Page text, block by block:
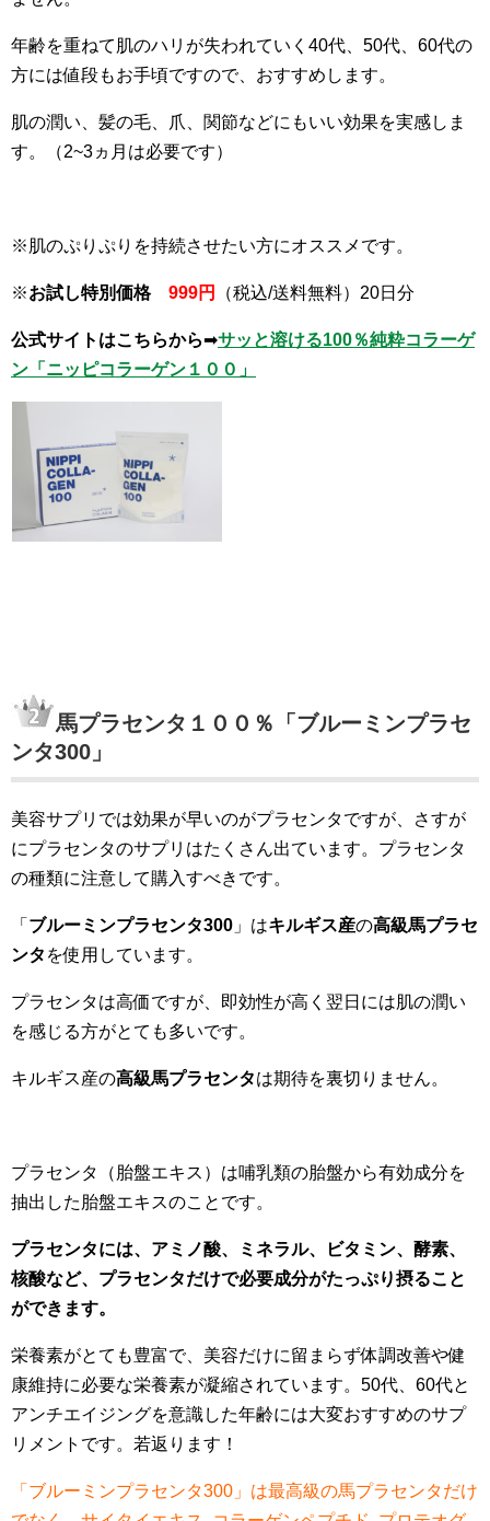
年齢を重ねて肌のハリが失われていく40代、50代、60代の
方には値段もお手頃ですので、おすすめします。
肌の潤い、髪の毛、爪、関節などにもいい効果を実感しま
す。（2~3ヵ月は必要です）
※肌のぷりぷりを持続させたい方にオススメです。
※お試し特別価格 999円 （税込/送料無料）20日分
公式サイトはこちらから➡サッと溶ける100％純粋コラーゲ
ン「ニッピコラーゲン１００」
馬プラセンタ１００％「ブルーミンプラセ
ンタ300」
美容サプリでは効果が早いのがプラセンタですが、さすが
にプラセンタのサプリはたくさん出ています。プラセンタ
の種類に注意して購入すべきです。
「 ブルーミンプラセンタ300 」はキルギス産の高級馬プラセ
ンタ を使用しています。
プラセンタは高価ですが、即効性が高く翌日には肌の潤い
を感じる方がとても多いです。
キルギス産の高級馬プラセンタは期待を裏切りません。
プラセンタ（胎盤エキス）は哺乳類の胎盤から有効成分を
抽出した胎盤エキスのことです。
プラセンタには、アミノ酸、ミネラル、ビタミン、酵素、
核酸など、プラセンタだけで必要成分がたっぷり摂ること
ができます。
栄養素がとても豊富で、美容だけに留まらず体調改善や健
康維持に必要な栄養素が凝縮されています。50代、60代と
アンチエイジングを意識した年齢には大変おすすめのサプ
リメントです。若返ります！
「ブルーミンプラセンタ300」は最高級の馬プラセンタだけ